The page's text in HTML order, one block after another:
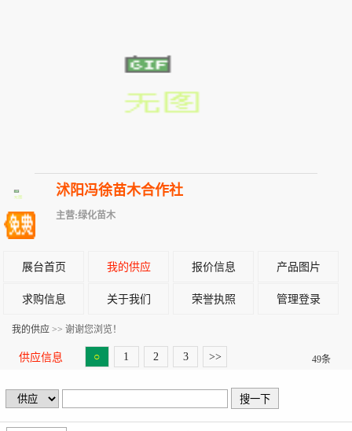
沭阳冯徐苗木合作社
主营:绿化苗木
展台首页 我的供应 报价信息 产品图片
求购信息 关于我们 荣誉执照 管理登录
我的供应 >> 谢谢您浏览！
供应信息 ○ 1 2 3 >> 49条